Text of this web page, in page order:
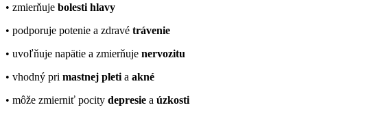
• zmierňuje bolesti hlavy
• podporuje potenie a zdravé trávenie
• uvoľňuje napätie a zmierňuje nervozitu
• vhodný pri mastnej pleti a akné
• môže zmierniť pocity depresie a úzkosti